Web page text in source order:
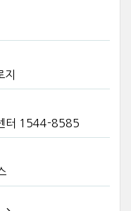
터 1544-8585